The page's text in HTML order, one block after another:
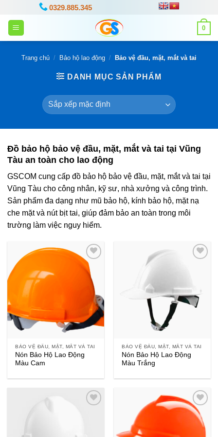
dung
0329.885.345
0
Trang chủ / Bảo hộ lao động / Bảo vệ đầu, mặt, mắt và tai
DANH MỤC SẢN PHẨM
Đồ bảo hộ bảo vệ đầu, mặt, mắt và tai tại Vũng
Tàu an toàn cho lao động
GSCOM cung cấp đồ bảo hộ bảo vệ đầu, mặt, mắt và tai tại
Vũng Tàu cho công nhân, kỹ sư, nhà xưởng và công trình.
Sản phẩm đa dạng như mũ bảo hộ, kính bảo hộ, mặt nạ
che mặt và nút bịt tai, giúp đảm bảo an toàn trong môi
trường làm việc nguy hiểm.
BẢO VỆ ĐẦU, MẶT, MẮT VÀ TAI
Nón Bảo Hộ Lao Động
Màu Cam
BẢO VỆ ĐẦU, MẶT, MẮT VÀ TAI
Nón Bảo Hộ Lao Động
Màu Trắng